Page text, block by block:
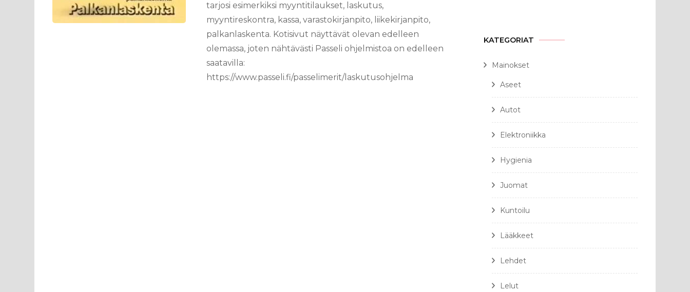
tarjosi esimerkiksi myyntitilaukset, laskutus,
myyntireskontra, kassa, varastokirjanpito, liikekirjanpito,
palkanlaskenta. Kotisivut näyttävät olevan edelleen
olemassa, joten nähtävästi Passeli ohjelmistoa on edelleen
saatavilla:
https://www.passeli.fi/passelimerit/laskutusohjelma
KATEGORIAT
Mainokset
Aseet
Autot
Elektroniikka
Hygienia
Juomat
Kuntoilu
Lääkkeet
Lehdet
Lelut